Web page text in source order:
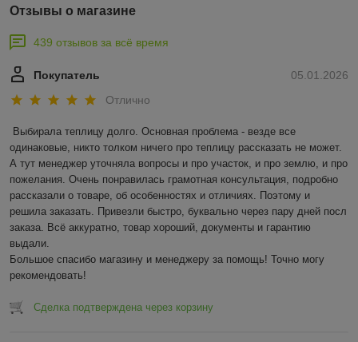
Отзывы о магазине
439 отзывов за всё время
05.01.2026
Покупатель
Отлично
Выбирала теплицу долго. Основная проблема - везде все
одинаковые, никто толком ничего про теплицу рассказать не может.
А тут менеджер уточняла вопросы и про участок, и про землю, и про
пожелания. Очень понравилась грамотная консультация, подробно
рассказали о товаре, об особенностях и отличиях. Поэтому и
решила заказать. Привезли быстро, буквально через пару дней посл
заказа. Всё аккуратно, товар хороший, документы и гарантию
выдали.
Большое спасибо магазину и менеджеру за помощь! Точно могу
рекомендовать!
Сделка подтверждена через корзину